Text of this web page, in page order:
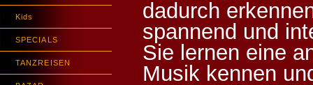
Kids
SPECIALS
TANZREISEN
dadurch
spannend und
Sie lernen eine
Musik kennen